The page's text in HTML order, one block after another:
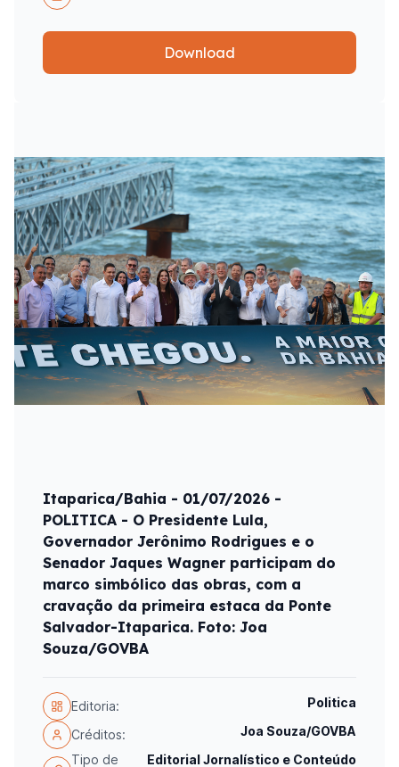
Download
Itaparica/Bahia - 01/07/2026 -
POLITICA - O Presidente Lula,
Governador Jerônimo Rodrigues e o
Senador Jaques Wagner participam do
marco simbólico das obras, com a
cravação da primeira estaca da Ponte
Salvador-Itaparica. Foto: Joa
Souza/GOVBA
Editoria: Politica
Créditos:
Joa Souza/GOVBA
Tipo de
Editorial Jornalístico e Conteúdo